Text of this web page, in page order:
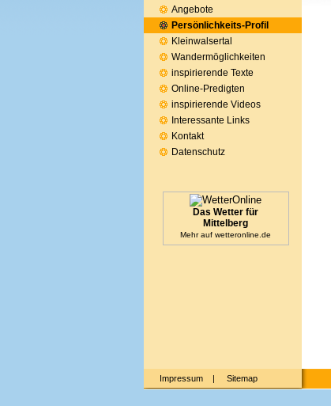
Angebote
Persönlichkeits-Profil
Kleinwalsertal
Wandermöglichkeiten
inspirierende Texte
Online-Predigten
inspirierende Videos
Interessante Links
Kontakt
Datenschutz
Das Wetter für
Mittelberg
Mehr auf wetteronline.de
Impressum | Sitemap